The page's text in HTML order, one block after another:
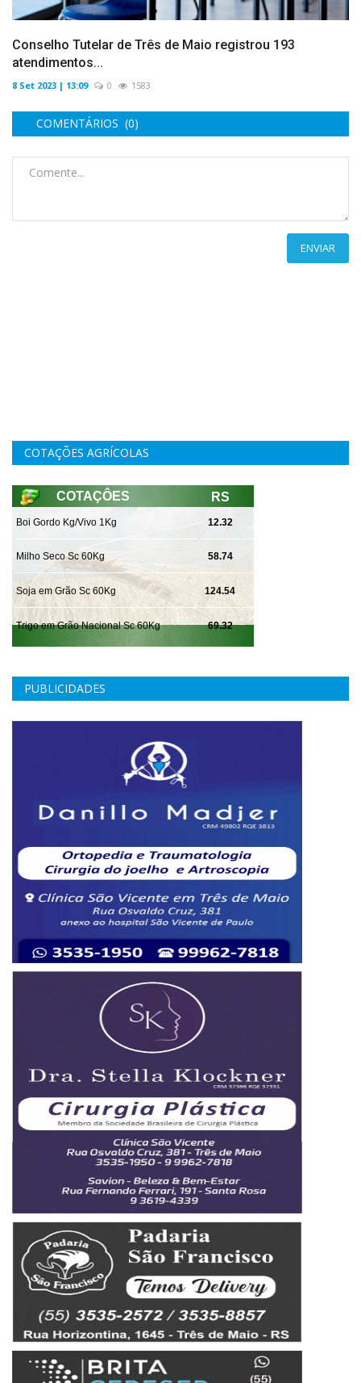
Conselho Tutelar de Três de Maio registrou 193
atendimentos...
8 Set 2023 | 13:09 0 1583
COMENTÁRIOS (0)
ENVIAR
COTAÇÕES AGRÍCOLAS
PUBLICIDADES